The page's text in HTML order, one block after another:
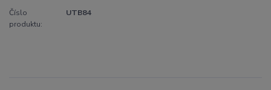
Číslo
produktu:
UTB84